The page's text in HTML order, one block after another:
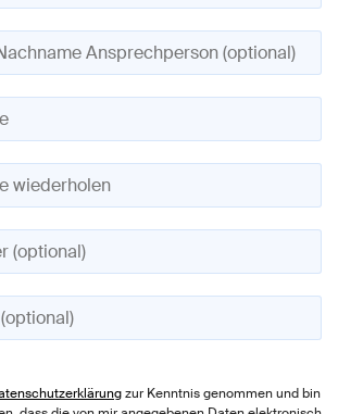
Feld leer.
zur Kenntnis genommen und bin